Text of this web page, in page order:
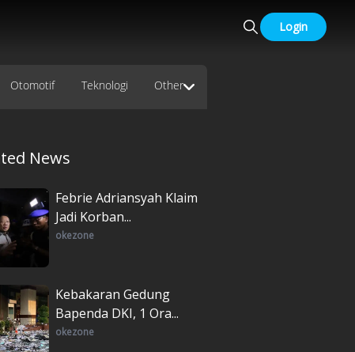
Login
Otomotif Teknologi Other
News
Febrie Adriansyah Klaim
Jadi Korban...
okezone
Kebakaran Gedung
Bapenda DKI, 1 Ora...
okezone